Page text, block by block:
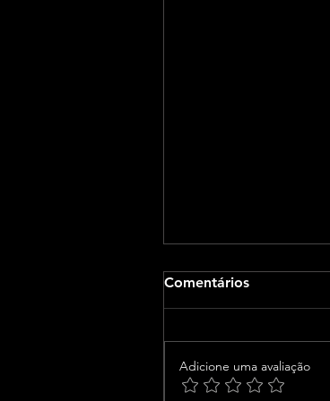
Comentários
Adicione uma avaliação